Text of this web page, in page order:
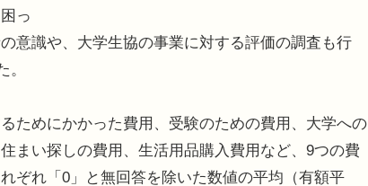
っ
意識や、大学生協の事業に対する評価の調査も行
。
ためにかかった費用、受験のための費用、大学への
まい探しの費用、生活用品購入費用など、9つの費
ぞれ「0」と無回答を除いた数値の平均（有額平